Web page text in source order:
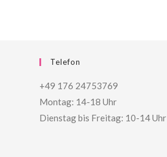
Telefon
+49 176 24753769
Montag: 14-18 Uhr
Dienstag bis Freitag: 10-14 Uhr